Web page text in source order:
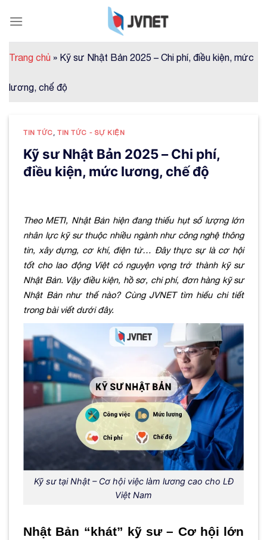
Trang chủ » Kỹ sư Nhật Bản 2025 – Chi phí, điều kiện, mức
lương, chế độ
TIN TỨC ,TIN TỨC - SỰ KIỆN
Kỹ sư Nhật Bản 2025 – Chi phí,
điều kiện, mức lương, chế độ
Theo METI, Nhật Bản hiện đang thiếu hụt số lượng lớn
nhân lực kỹ sư thuộc nhiều ngành như công nghệ thông
tin, xây dựng, cơ khí, điện tử… Đây thực sự là cơ hội
tốt cho lao động Việt có nguyện vọng trở thành kỹ sư
Nhật Bản. Vậy điều kiện, hồ sơ, chi phí, đơn hàng kỹ sư
Nhật Bản như thế nào? Cùng JVNET tìm hiểu chi tiết
trong bài viết dưới đây.
Kỹ sư tại Nhật – Cơ hội việc làm lương cao cho LĐ
Việt Nam
Nhật Bản “khát” kỹ sư – Cơ hội lớn